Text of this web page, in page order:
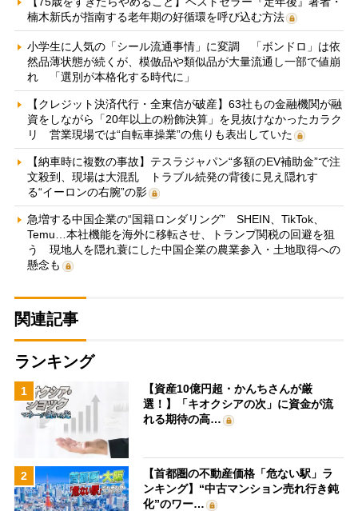
楠木新氏が指南する老年期の好循環を呼び込む方法
小学生に人気の「シール流通事情」に変調 「ボンドロ」は依
然品薄状態が続くが、模倣品や類似品が大量流通し一部で値崩
れ 「選別が本格化する時代に」
【クレジット決済代行・全東信が破産】63社もの金融機関が融
資をしながら「20年以上の粉飾決算」を見抜けなかったカラク
リ 営業現場では“自転車操業”の焦りも表出していた
【納車時に複数の事故】テスラジャパン“多額のEV補助金”で注
文殺到、現場は大混乱 トラブル続発の背後に見え隠れす
る“イーロンの右腕”の影
急増する中国企業の“国籍ロンダリング” SHEIN、TikTok、
Temu…本社機能を海外に移転させ、トランプ関税の回避を狙
う 現地人を隠れ蓑にした中国企業の農業参入・土地取得への
懸念も
関連記事
ランキング
1
【資産10億円超・かんちさんが厳
選！】「キオクシアの次」に資金が流
れる期待の高…
2
【首都圏の不動産価格「危ない駅」ラ
ンキング】“中古マンション売れ行き鈍
化”のワー…